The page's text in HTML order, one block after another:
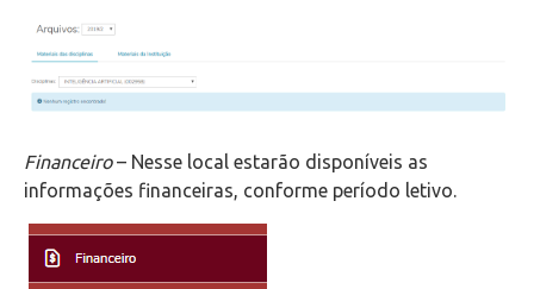
Financeiro– Nesse local estarão disponíveis as
informações financeiras, conforme período letivo.